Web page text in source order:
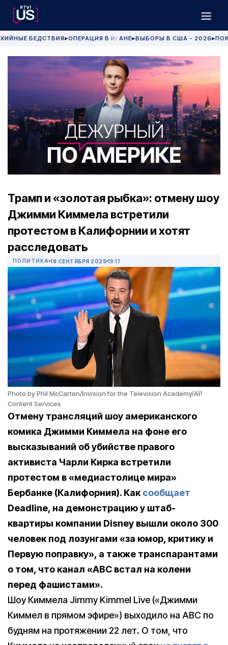
БЕДСТВИЯ▶ОПЕРАЦИЯ В ИРАНЕ▶ВЫБОРЫ В США - 2026 ▶
Трамп и «золотая рыбка»: отмену шоу
Джимми Киммела встретили
протестом в Калифорнии и хотят
расследовать
ПОЛИТИКА 18 СЕНТЯБРЯ 2025 19:17
Photo by Phil McCarten/Invision for the Television Academy/AP
Content Services
Отмену трансляций шоу американского
комика Джимми Киммела на фоне его
высказываний об убийстве правого
активиста Чарли Кирка встретили
протестом в «медиастолице мира»
Бербанке (Калифорния). Каксообщает
Deadline, на демонстрацию у штаб-
квартиры компании Disney вышли около 300
человек под лозунгами «за юмор, критику и
Первую поправку», а также транспарантами
о том, что канал «ABC встал на колени
перед фашистами».
Шоу Киммела Jimmy Kimmel Live («Джимми
Киммел в прямом эфире») выходило на ABC по
будням на протяжении 22 лет. О том, что